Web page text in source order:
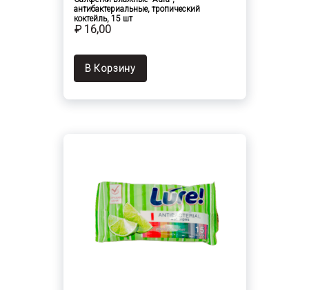
антибактериальные, тропический
коктейль, 15 шт
₽ 16,00
В Корзину